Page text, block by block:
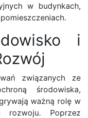
w budynkach,
i
związanych ze
środowiska,
ważną rolę w
rozwoju. Poprzez